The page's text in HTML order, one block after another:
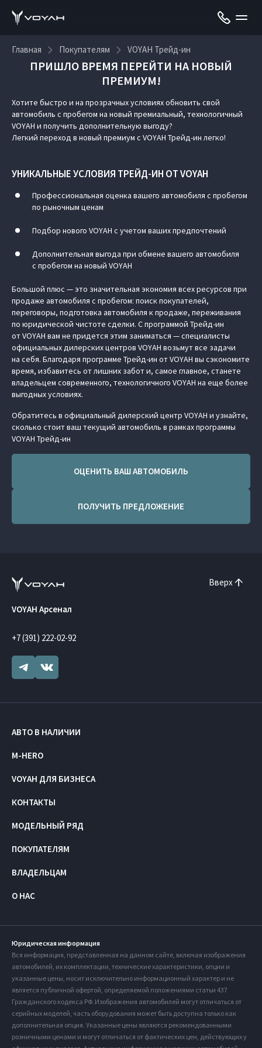
Главная Покупателям VOYAH Трейд-ин
ПРИШЛО ВРЕМЯ ПЕРЕЙТИ НА НОВЫЙ
ПРЕМИУМ!
VOYAH Трейд-ин
Хотите быстро и на прозрачных условиях обновить свой
автомобиль с пробегом на новый премиальный, технологичный
VOYAH и получить дополнительную выгоду?
Легкий переход в новый премиум с VOYAH Трейд-ин легко!
УНИКАЛЬНЫЕ УСЛОВИЯ ТРЕЙД-ИН ОТ VOYAH
Профессиональная оценка вашего автомобиля с пробегом
по рыночным ценам
Подбор нового VOYAH с учетом ваших предпочтений
Дополнительная выгода при обмене вашего автомобиля
с пробегом на новый VOYAH
Большой плюс — это значительная экономия всех ресурсов при
продаже автомобиля с пробегом: поиск покупателей,
переговоры, подготовка автомобиля к продаже, переживания
по юридической чистоте сделки. С программой Трейд-ин
от VOYAH вам не придется этим заниматься — специалисты
официальных дилерских центров VOYAH возьмут все задачи
на себя. Благодаря программе Трейд-ин от VOYAH вы сэкономите
время, избавитесь от лишних забот и, самое главное, станете
владельцем современного, технологичного VOYAH на еще более
выгодных условиях.
Обратитесь в официальный дилерский центр VOYAH и узнайте,
сколько стоит ваш текущий автомобиль в рамках программы
VOYAH Трейд-ин
ОЦЕНИТЬ ВАШ АВТОМОБИЛЬ
ПОЛУЧИТЬ ПРЕДЛОЖЕНИЕ
Вверх
VOYAH Арсенал
+7 (391) 222-02-92
АВТО В НАЛИЧИИ
M-HERO
VOYAH ДЛЯ БИЗНЕСА
КОНТАКТЫ
МОДЕЛЬНЫЙ РЯД
ПОКУПАТЕЛЯМ
ВЛАДЕЛЬЦАМ
О НАС
Юридическая информация
Вся информация, представленная на данном сайте, включая изображения
автомобилей, их комплектации, технические характеристики, опции и
указанные цены, носит исключительно информационный характер и не
является публичной офертой, определяемой положениями статьи 437
Гражданского кодекса РФ. Изображения автомобилей могут отличаться от
серийных моделей, часть оборудования может быть доступна только как
дополнительная опция. Указанные цены являются рекомендованными
розничными ценами и могут отличаться от фактических цен, действующих у